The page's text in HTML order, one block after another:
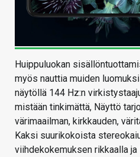
Huippuluokan
myös nauttia muiden
näytöllä 144 Hz:n
mistään tinkimättä, Näyttö
värimaailman, kirkkauden,
Kaksi suurikokoista
viihdekokemuksen rikkaalla